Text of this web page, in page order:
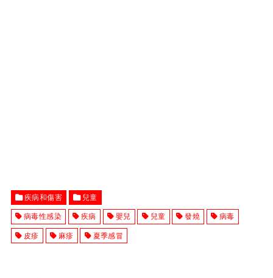
疾病和傷害 兒童
病毒性感染 疾病 嬰兒 兒童 發燒 病毒
皮疹 麻疹 夏季感冒